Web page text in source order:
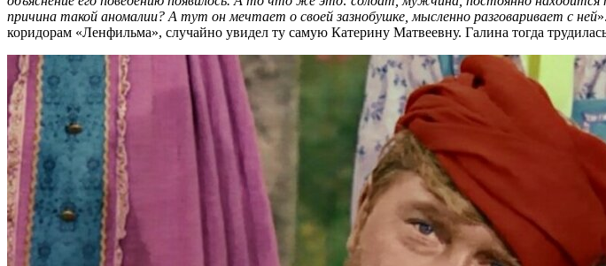
причина такой аномалии? А тут он мечтает о своей зазнобушке, мысленно разговаривает с ней
коридорам «Ленфильма», случайно увидел ту самую Катерину Матвеевну. Галина тогда